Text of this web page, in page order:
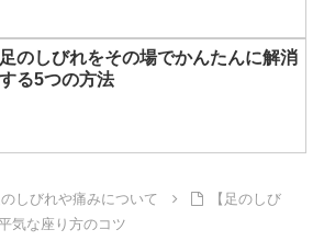
足のしびれをその場でかんたんに解消
する5つの方法
しびれや痛みについて
【足のしび
気な座り方のコツ